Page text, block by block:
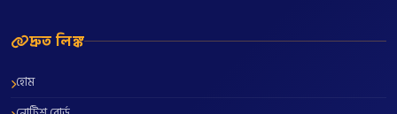
দ্রুত লিঙ্ক
হোম